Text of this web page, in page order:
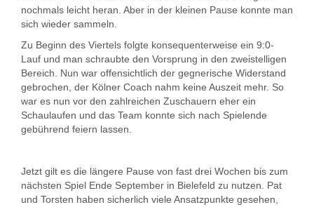
nochmals leicht heran. Aber in der kleinen Pause konnte man
sich wieder sammeln.
Zu Beginn des Viertels folgte konsequenterweise ein 9:0-
Lauf und man schraubte den Vorsprung in den zweistelligen
Bereich. Nun war offensichtlich der gegnerische Widerstand
gebrochen, der Kölner Coach nahm keine Auszeit mehr. So
war es nun vor den zahlreichen Zuschauern eher ein
Schaulaufen und das Team konnte sich nach Spielende
gebührend feiern lassen.
Jetzt gilt es die längere Pause von fast drei Wochen bis zum
nächsten Spiel Ende September in Bielefeld zu nutzen. Pat
und Torsten haben sicherlich viele Ansatzpunkte gesehen,